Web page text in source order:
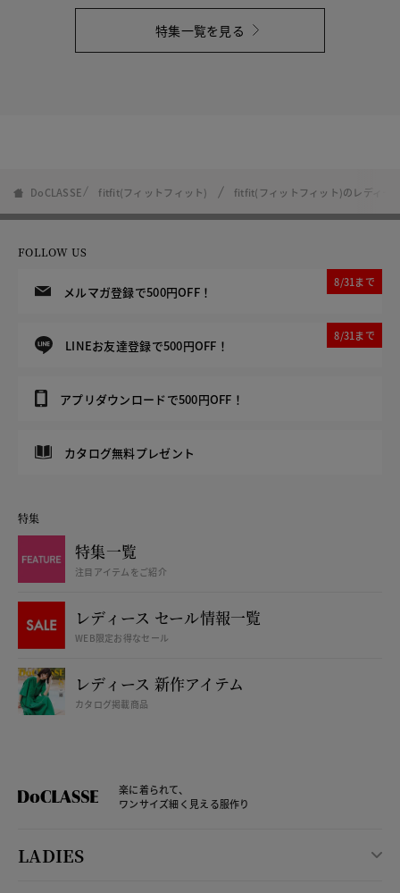
特集一覧を見る
DoCLASSE fitfit(フィットフィット) fitfit(フィットフィット)のレディー
FOLLOW US
メルマガ登録で500円OFF！
8/31まで
LINEお友達登録で500円OFF！
8/31まで
アプリダウンロードで500円OFF！
カタログ無料プレゼント
特集
特集一覧
注目アイテムをご紹介
レディース セール情報一覧
WEB限定お得なセール
レディース 新作アイテム
カタログ掲載商品
楽に着られて、
ワンサイズ細く見える服作り
LADIES